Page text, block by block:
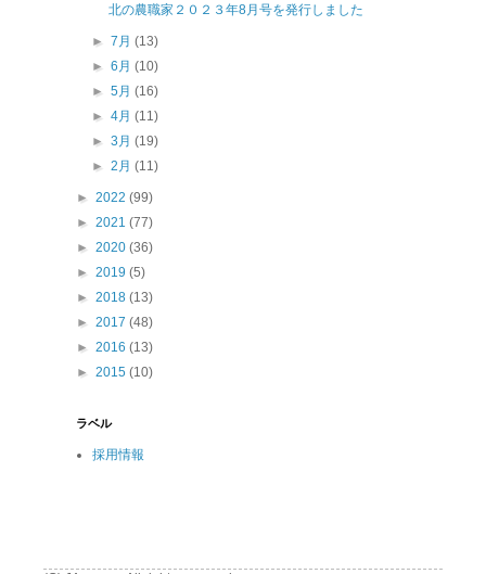
北の農職家２０２３年8月号を発行しました
►7月(13)
►6月(10)
►5月(16)
►4月(11)
►3月(19)
►2月(11)
► 2022 (99)
► 2021 (77)
► 2020 (36)
► 2019 (5)
► 2018 (13)
► 2017 (48)
► 2016 (13)
► 2015 (10)
ラベル
採用情報